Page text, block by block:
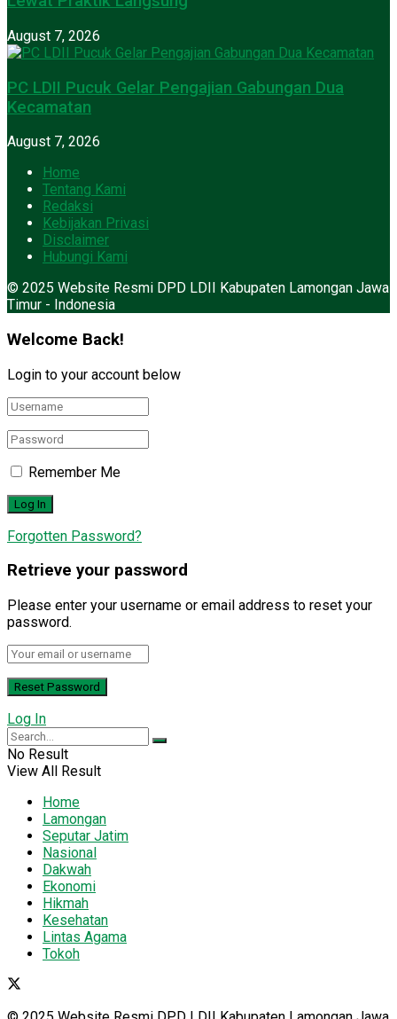
August 7, 2026
PC LDII Pucuk Gelar Pengajian Gabungan Dua
Kecamatan
August 7, 2026
Home
Tentang Kami
Redaksi
Kebijakan Privasi
Disclaimer
Hubungi Kami
© 2025 Website Resmi DPD LDII Kabupaten Lamongan Jawa
Timur - Indonesia
Welcome Back!
Login to your account below
Remember Me
Forgotten Password?
Retrieve your password
Please enter your username or email address to reset your
password.
Log In
No Result
View All Result
Home
Lamongan
Seputar Jatim
Nasional
Dakwah
Ekonomi
Hikmah
Kesehatan
Lintas Agama
Tokoh